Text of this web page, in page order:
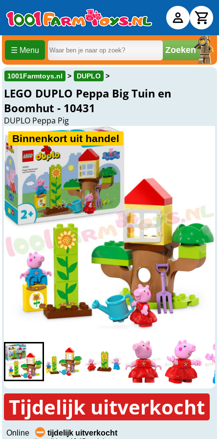
☰ Menu Zoeken
1001Farmtoys.nl DUPLO
LEGO DUPLO Peppa Big Tuin en
Boomhut - 10431
DUPLO Peppa Pig
Binnenkort uit handel
Tijdelijk uitverkocht
Online tijdelijk uitverkocht